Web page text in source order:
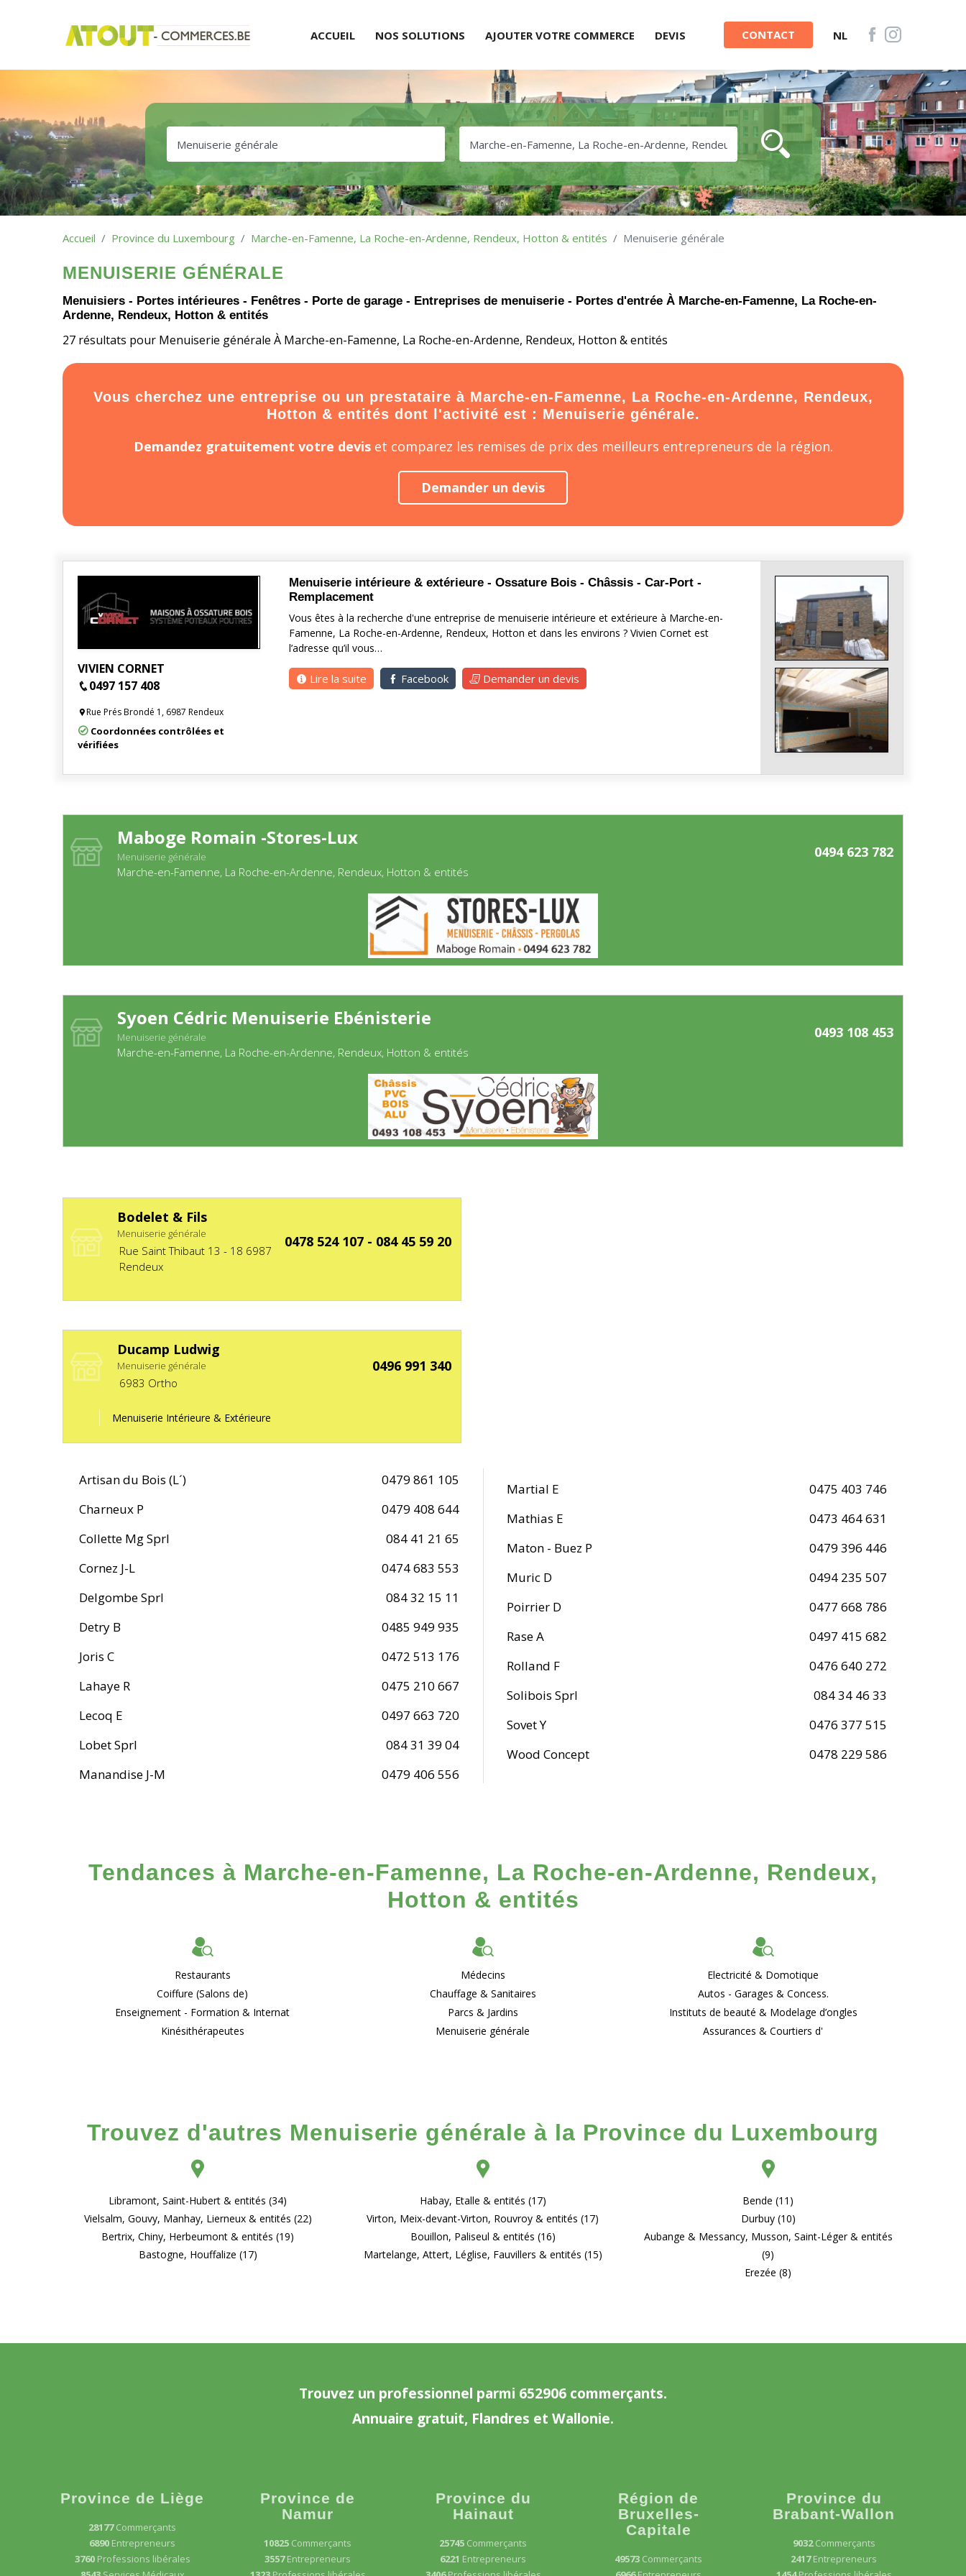
ACCUEIL NOS SOLUTIONS AJOUTER VOTRE COMMERCE DEVIS CONTACT NL
Accueil Province du Luxembourg Marche-en-Famenne, La Roche-en-Ardenne, Rendeux, Hotton & entités Menuiserie générale
MENUISERIE GÉNÉRALE
Menuisiers - Portes intérieures - Fenêtres - Porte de garage - Entreprises de menuiserie - Portes d'entrée À Marche-en-Famenne, La Roche-en-
Ardenne, Rendeux, Hotton & entités
27 résultats pour Menuiserie générale À Marche-en-Famenne, La Roche-en-Ardenne, Rendeux, Hotton & entités
Vous cherchez une entreprise ou un prestataire à Marche-en-Famenne, La Roche-en-Ardenne, Rendeux,
Hotton & entités dont l'activité est : Menuiserie générale.
Demandez gratuitement votre deviset comparez les remises de prix des meilleurs entrepreneurs de la région.
Demander un devis
VIVIEN CORNET
0497 157 408
Rue Prés Brondé 1, 6987 Rendeux
Coordonnées contrôlées et
vérifiées
Menuiserie intérieure & extérieure - Ossature Bois - Châssis - Car-Port -
Remplacement
Vous êtes à la recherche d'une entreprise de menuiserie intérieure et extérieure à Marche-en-
Famenne, La Roche-en-Ardenne, Rendeux, Hotton et dans les environs ? Vivien Cornet est
l’adresse qu’il vous…
Lire la suite Facebook Demander un devis
Maboge Romain -Stores-Lux
Menuiserie générale
Marche-en-Famenne, La Roche-en-Ardenne, Rendeux, Hotton & entités
0494 623 782
Syoen Cédric Menuiserie Ebénisterie
Menuiserie générale
Marche-en-Famenne, La Roche-en-Ardenne, Rendeux, Hotton & entités
0493 108 453
Bodelet & Fils
Menuiserie générale
Rue Saint Thibaut 13 - 18 6987
Rendeux
0478 524 107 - 084 45 59 20
Ducamp Ludwig
Menuiserie générale
6983 Ortho
0496 991 340
Menuiserie Intérieure & Extérieure
Artisan du Bois (L´)
0479 861 105
Charneux P
0479 408 644
Collette Mg Sprl
084 41 21 65
Cornez J-L
0474 683 553
Delgombe Sprl
084 32 15 11
Detry B
0485 949 935
Joris C
0472 513 176
Lahaye R
0475 210 667
Lecoq E
0497 663 720
Lobet Sprl
084 31 39 04
Manandise J-M
0479 406 556
Martial E
0475 403 746
Mathias E
0473 464 631
Maton - Buez P
0479 396 446
Muric D
0494 235 507
Poirrier D
0477 668 786
Rase A
0497 415 682
Rolland F
0476 640 272
Solibois Sprl
084 34 46 33
Sovet Y
0476 377 515
Wood Concept
0478 229 586
Tendances à Marche-en-Famenne, La Roche-en-Ardenne, Rendeux,
Hotton & entités
Restaurants
Coiffure (Salons de)
Enseignement - Formation & Internat
Kinésithérapeutes
Médecins
Chauffage & Sanitaires
Parcs & Jardins
Menuiserie générale
Electricité & Domotique
Autos - Garages & Concess.
Instituts de beauté & Modelage d’ongles
Assurances & Courtiers d'
Trouvez d'autres Menuiserie générale à la Province du Luxembourg
Libramont, Saint-Hubert & entités (34)
Vielsalm, Gouvy, Manhay, Lierneux & entités (22)
Bertrix, Chiny, Herbeumont & entités (19)
Bastogne, Houffalize (17)
Habay, Etalle & entités (17)
Virton, Meix-devant-Virton, Rouvroy & entités (17)
Bouillon, Paliseul & entités (16)
Martelange, Attert, Léglise, Fauvillers & entités (15)
Bende (11)
Durbuy (10)
Aubange & Messancy, Musson, Saint-Léger & entités
(9)
Erezée (8)
Trouvez un professionnel parmi 652906 commerçants.
Annuaire gratuit, Flandres et Wallonie.
Province de Liège
28177Commerçants
6890 Entrepreneurs
3760 Professions libérales
Province de
Namur
10825 Commerçants
3557Entrepreneurs
Province du
Hainaut
25745 Commerçants
6221 Entrepreneurs
Région de
Bruxelles-
Capitale
49573 Commerçants
Province du
Brabant-Wallon
9032Commerçants
2417Entrepreneurs